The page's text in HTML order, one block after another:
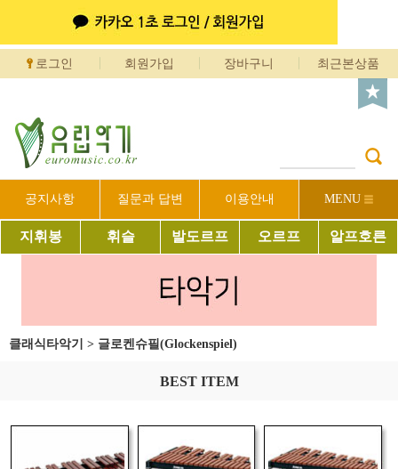
로그인 회원가입 장바구니 최근본상품
공지사항 질문과 답변 이용안내 MENU
지휘봉 휘슬 발도르프 오르프 알프호른
클래식타악기 > 글로켄슈필(Glockenspiel)
BEST ITEM